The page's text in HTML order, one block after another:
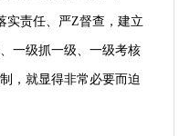
实责任、严Z督查，建立
一级抓一级、一级考核
，就显得非常必要而迫